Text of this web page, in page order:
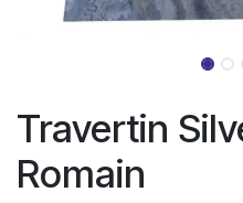
Travertin
Romain